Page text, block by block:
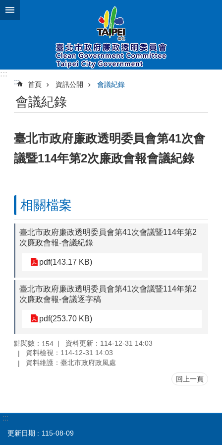
跳到主要內容區塊
:::
:::
首頁 資訊公開 會議紀錄
會議紀錄
臺北市政府廉政透明委員會第41次會
議暨114年第2次廉政會報會議紀錄
相關檔案
臺北市政府廉政透明委員會第41次會議暨114年第2
次廉政會報-會議紀錄
pdf(143.17 KB)
臺北市政府廉政透明委員會第41次會議暨114年第2
次廉政會報-會議逐字稿
pdf(253.70 KB)
點閱數： 154
資料更新：114-12-31 14:03
資料檢視：114-12-31 14:03
資料維護：臺北市政府政風處
回上一頁
:::
更新日期 115-08-09